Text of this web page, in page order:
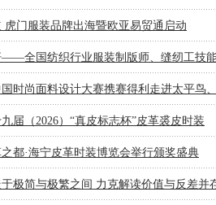
虎门服装品牌出海暨欧亚易贸通启动
——全国纺织行业服装制版师、缝纫工技
时尚面料设计大赛携赛得利走进太平鸟
届（2026）“真皮标志杯”皮革裘皮时装
都·海宁皮革时装博览会举行颁奖盛典
极简与极繁之间 力克解读价值与反差并